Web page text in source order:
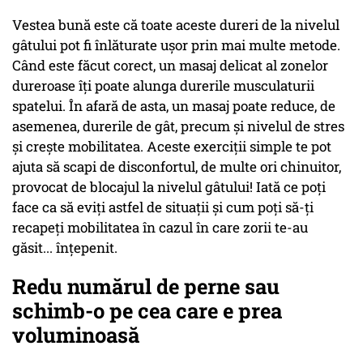
Vestea bună este că toate aceste dureri de la nivelul
gâtului pot fi înlăturate uşor prin mai multe metode.
Când este făcut corect, un masaj delicat al zonelor
dureroase îţi poate alunga durerile musculaturii
spatelui. În afară de asta, un masaj poate reduce, de
asemenea, durerile de gât, precum şi nivelul de stres
şi creşte mobilitatea. Aceste exerciţii simple te pot
ajuta să scapi de disconfortul, de multe ori chinuitor,
provocat de blocajul la nivelul gâtului! Iată ce poţi
face ca să eviţi astfel de situaţii şi cum poţi să-ţi
recapeţi mobilitatea în cazul în care zorii te-au
găsit... înţepenit.
Redu numărul de perne sau
schimb-o pe cea care e prea
voluminoasă